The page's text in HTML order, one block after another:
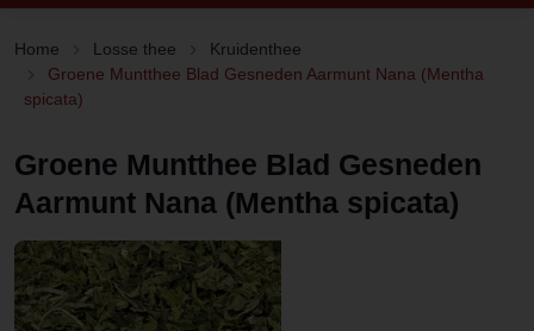
Home Losse thee
Kruidenthee
Groene Muntthee Blad Gesneden Aarmunt Nana (Mentha
spicata)
Groene Muntthee Blad Gesneden
Aarmunt Nana (Mentha spicata)